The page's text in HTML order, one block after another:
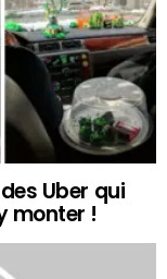
Uber qui
monter !